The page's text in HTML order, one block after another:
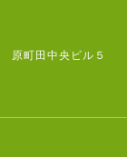
原町田中央ビル５